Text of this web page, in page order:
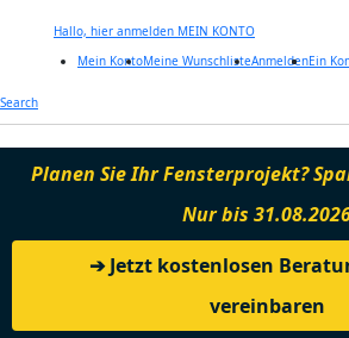
Hallo, hier anmelden MEIN KONTO
Mein KontoMeine WunschlisteAnmeldenEin
Search
Planen Sie Ihr Fensterprojekt?
Nur bis
➔ Jetzt kostenlosen
vereinbaren